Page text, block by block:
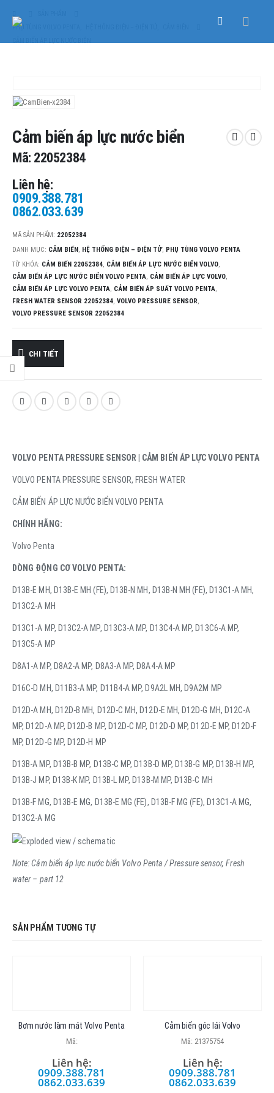
PHỤ TÙNG VOLVO PENTA
Cảm biến áp lực nước biển
Mã: 22052384
Liên hệ:
0909.388.781
0862.033.639
MÃ SẢN PHẨM: 22052384
DANH MỤC: CẢM BIẾN , HỆ THỐNG ĐIỆN – ĐIỆN TỬ, PHỤ TÙNG VOLVO PENTA
TỪ KHÓA: CẢM BIẾN 22052384, CẢM BIẾN ÁP LỰC NƯỚC BIỂN VOLVO,
CẢM BIẾN ÁP LỰC NƯỚC BIỂN VOLVO PENTA, CẢM BIẾN ÁP LỰC VOLVO,
CẢM BIẾN ÁP LỰC VOLVO PENTA, CẢM BIẾN ÁP SUẤT VOLVO PENTA,
FRESH WATER SENSOR 22052384, VOLVO PRESSURE SENSOR,
VOLVO PRESSURE SENSOR 22052384
CHI TIẾT
VOLVO PENTA PRESSURE SENSOR | CẢM BIẾN ÁP LỰC VOLVO PENTA
VOLVO PENTA PRESSURE SENSOR, FRESH WATER
CẢM BIẾN ÁP LỰC NƯỚC BIỂN VOLVO PENTA
CHÍNH HÃNG:
Volvo Penta
DÒNG ĐỘNG CƠ VOLVO PENTA:
D13B-E MH, D13B-E MH (FE), D13B-N MH, D13B-N MH (FE), D13C1-A MH,
D13C2-A MH
D13C1-A MP, D13C2-A MP, D13C3-A MP, D13C4-A MP, D13C6-A MP,
D13C5-A MP
D8A1-A MP, D8A2-A MP, D8A3-A MP, D8A4-A MP
D16C-D MH, D11B3-A MP, D11B4-A MP, D9A2L MH, D9A2M MP
D12D-A MH, D12D-B MH, D12D-C MH, D12D-E MH, D12D-G MH, D12C-A
MP, D12D-A MP, D12D-B MP, D12D-C MP, D12D-D MP, D12D-E MP, D12D-F
MP, D12D-G MP, D12D-H MP
D13B-A MP, D13B-B MP, D13B-C MP, D13B-D MP, D13B-G MP, D13B-H MP,
D13B-J MP, D13B-K MP, D13B-L MP, D13B-M MP, D13B-C MH
D13B-F MG, D13B-E MG, D13B-E MG (FE), D13B-F MG (FE), D13C1-A MG,
D13C2-A MG
Note: Cảm biến áp lực nước biển Volvo Penta / Pressure sensor, Fresh
water – part 12
SẢN PHẨM TƯƠNG TỰ
Bơm nước làm mát Volvo Penta
Mã:
Liên hệ:
0909.388.781
0862.033.639
Cảm biến góc lái Volvo
Mã: 21375754
Liên hệ:
0909.388.781
0862.033.639